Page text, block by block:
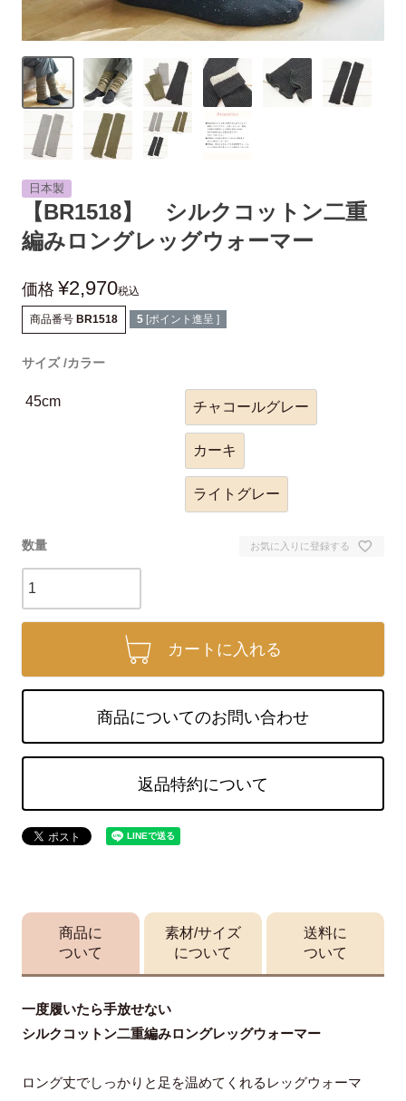
日本製
【BR1518】 シルクコットン二重
編みロングレッグウォーマー
価格 ¥2,970税込
商品番号 BR1518 5 [ポイント進呈 ]
サイズ カラー
45cm チャコールグレー
カーキ
ライトグレー
お気に入りに登録する
カートに入れる
商品についてのお問い合わせ
返品特約について
商品に
ついて
素材/サイズ
について
送料に
ついて
一度履いたら手放せない
シルクコットン二重編みロングレッグウォーマー
ロング丈でしっかりと足を温めてくれるレッグウォーマ